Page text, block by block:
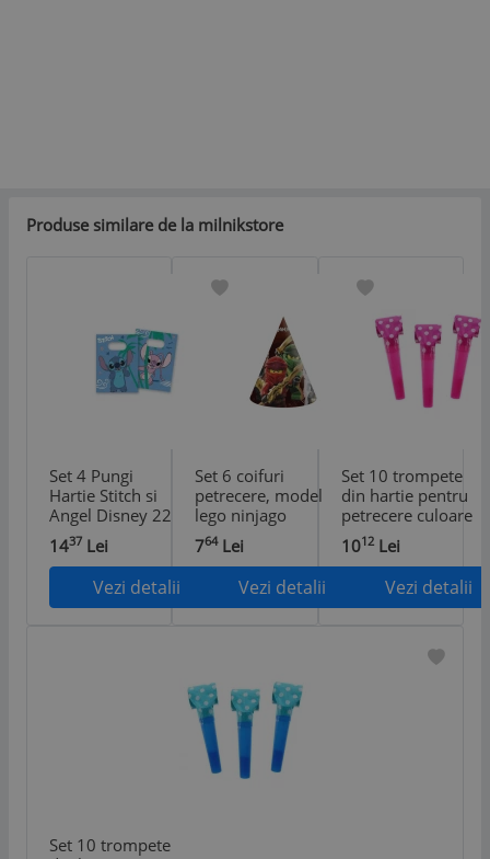
Produse similare de la milnikstore
Set 4 Pungi
Hartie Stitch si
Angel Disney 22
x 16 cm
1437 Lei
Vezi detalii
Set 6 coifuri
petrecere, model
lego ninjago
764Lei
Vezi detalii
Set 10 trompete
din hartie pentru
petrecere culoare
roz
1012Lei
Vezi detalii
Set 10 trompete